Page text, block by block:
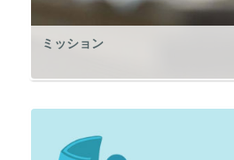
ミッション